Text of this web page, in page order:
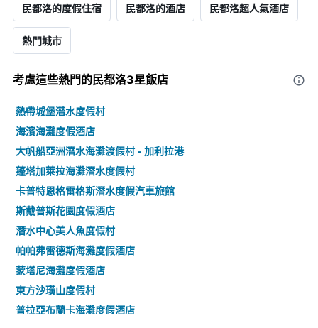
民都洛的度假住宿 民都洛的酒店 民都洛超人氣酒店
熱門城市
考慮這些熱門的民都洛3星​飯店
熱帶城堡潜水度假村
海濱海灘度假酒店
大帆船亞洲潛水海灘渡假村 - 加利拉港
蓬塔加萊拉海灘潛水度假村
卡普特恩格雷格斯潛水度假汽車旅館
斯戴普斯花園度假酒店
潛水中心美人魚度假村
帕帕弗雷德斯海灘度假酒店
蒙塔尼海灘度假酒店
東方沙璜山度假村
普拉亞布蘭卡海灘度假酒店